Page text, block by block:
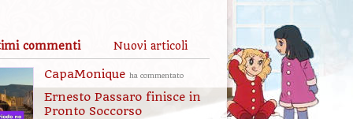
commenti Nuovi articoli
CapaMonique ha commentato
Ernesto Passaro finisce in
Pronto Soccorso